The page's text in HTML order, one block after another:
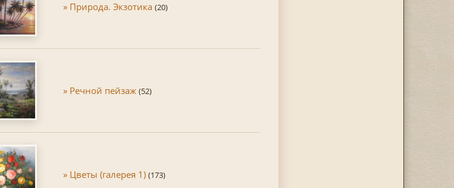
» Природа. Экзотика (20)
» Речной пейзаж (52)
» Цветы (галерея 1) (173)